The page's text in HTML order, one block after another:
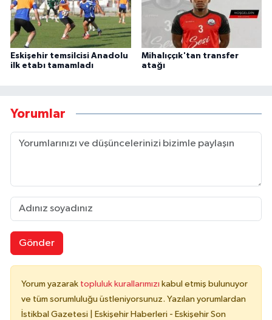
Eskişehir temsilcisi Anadolu
ilk etabı tamamladı
Mihalıççık'tan transfer
atağı
Yorumlar
Gönder
Yorum yazarak topluluk kurallarımızı kabul etmiş bulunuyor
ve tüm sorumluluğu üstleniyorsunuz. Yazılan yorumlardan
İstikbal Gazetesi | Eskişehir Haberleri - Eskişehir Son